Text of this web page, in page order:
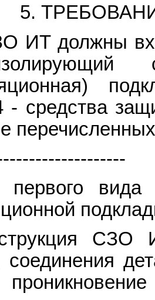
5.
ИТ должны
- средства
вида
СЗО
соединения